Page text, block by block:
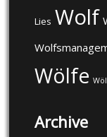
Lies Wolf
Wölfe
Archive